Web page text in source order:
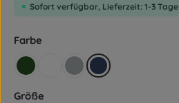
Sofort verfügbar, Lieferzeit: 1-3 Tage
Farbe
retro grün
weiß grau dunkelblau / Navy
Größe